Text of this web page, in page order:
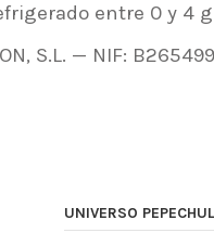
entre 0 y 4
S.L. — NIF:
UNIVERSO